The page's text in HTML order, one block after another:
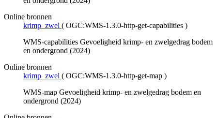
Online bronnen
krimp_zwel ( OGC:WMS-1.3.0-http-get-capabilities )
WMS-capabilities Gevoeligheid krimp- en zwelgedrag bodem
en ondergrond (2024)
Online bronnen
krimp_zwel ( OGC:WMS-1.3.0-http-get-map )
WMS-map Gevoeligheid krimp- en zwelgedrag bodem en
ondergrond (2024)